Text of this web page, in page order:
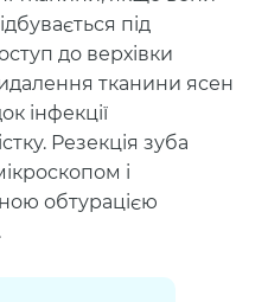
під
до верхівки
тканини ясен
інфекції
Резекція зуба
і
обтурацією